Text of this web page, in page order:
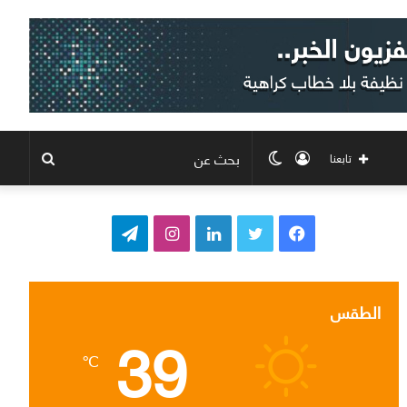
الوضع
المظلم
تسجيل
الدخول
تابعنا
ف
ب
و
ت
ق
ت
ر
الطقس 39
℃